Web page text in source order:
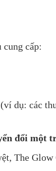
cung cấp:
dụ: các
đổi một
The